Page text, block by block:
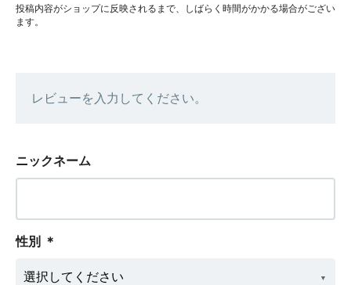
投稿内容がショップに反映されるまで、しばらく時間がかかる場合がござい
ます。
レビューを入力してください。
ニックネーム
性別 ＊